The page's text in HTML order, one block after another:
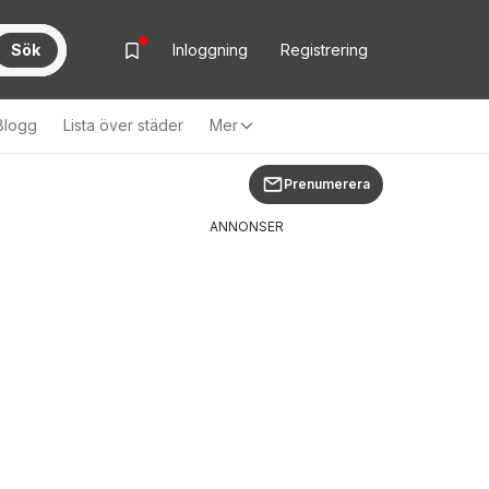
Sök Inloggning Registrering
Lista över städer Mer
Prenumerera
ANNONSER